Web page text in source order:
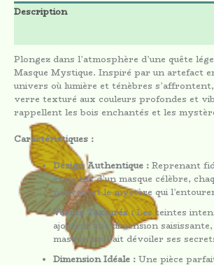
Description
Plongez dans l’atmosphère d’une quête
Masque Mystique. Inspiré par un artefact
univers où lumière et ténèbres
verre texturé aux couleurs profondes et
rappellent les bois enchantés et les
Caractéristiques :
Design Authentique :Reprenant
et motifs d’un masque célèbre,
pouvoir et le mystère qui
Verres Texturés :Les teintes
ajoutent une dimension
masque pouvait dévoiler ses
Dimension Idéale :Une pièce